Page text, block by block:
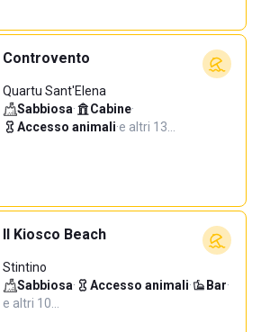
Controvento
Quartu Sant'Elena
Sabbiosa· Cabine·
Accesso animali·e altri 13…
Il Kiosco Beach
Stintino
Sabbiosa· Accesso animali· Bar·
e altri 10…